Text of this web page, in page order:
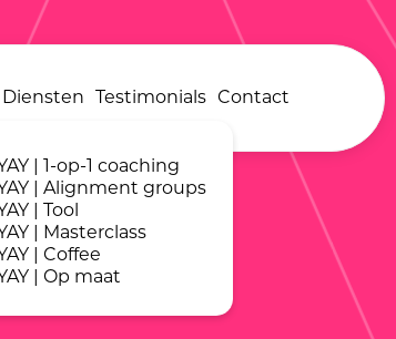
Diensten
| 1-op-1 coaching
| Alignment groups
| Tool
| Masterclass
| Coffee
| Op maat
Testimonials Contact